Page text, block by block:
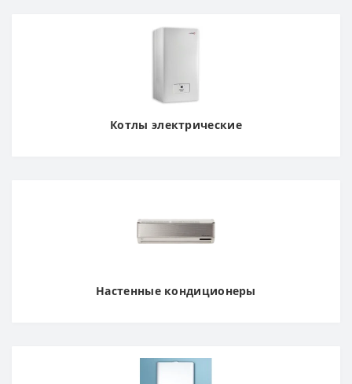
Котлы электрические
Настенные кондиционеры